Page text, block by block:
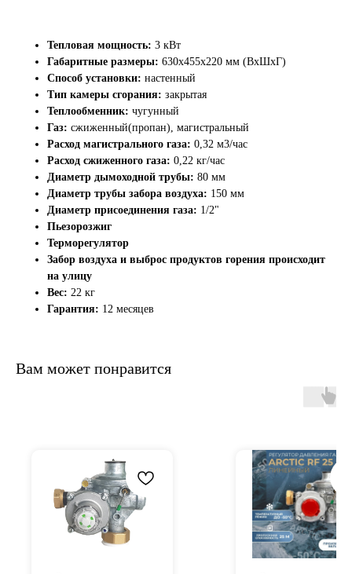
Тепловая мощность: 3 кВт
Габаритные размеры: 630x455x220 мм (ВxШxГ)
Способ установки: настенный
Тип камеры сгорания: закрытая
Теплообменник: чугунный
Газ: сжиженный(пропан), магистральный
Расход магистрального газа: 0,32 м3/час
Расход сжиженного газа: 0,22 кг/час
Диаметр дымоходной трубы: 80 мм
Диаметр трубы забора воздуха: 150 мм
Диаметр присоединения газа: 1/2"
Пьезорозжиг
Терморегулятор
Забор воздуха и выброс продуктов горения происходит
на улицу
Вес: 22 кг
Гарантия: 12 месяцев
Вам может понравится